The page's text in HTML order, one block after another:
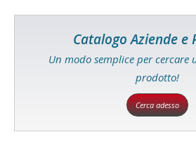
Catalogo Aziende e
Un modo semplice per cercare
prodotto!
Cerca adesso